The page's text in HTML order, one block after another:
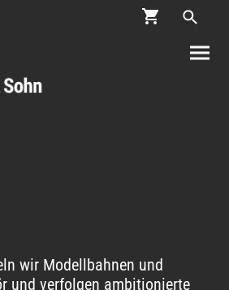
wir Modellbahnen und
und verfolgen ambitionierte